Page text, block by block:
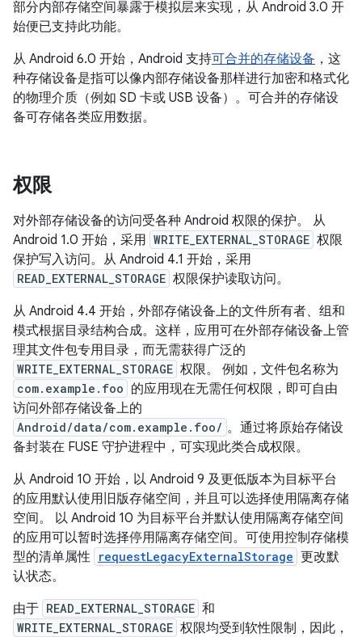
部分内部存储空间暴露于模拟层来实现，从 Android 3.0 开
始便已支持此功能。
从 Android 6.0 开始，Android 支持可合并的存储设备 ，这
种存储设备是指可以像内部存储设备那样进行加密和格式化
的物理介质（例如 SD 卡或 USB 设备）。 可合并的存储设
备可存储各类应用数据。
权限
对外部存储设备的访问受各种 Android 权限的保护。 从
Android 1.0 开始，采用 WRITE_EXTERNAL_STORAGE 权限
保护写入访问。从 Android 4.1 开始，采用
READ_EXTERNAL_STORAGE 权限保护读取访问。
从 Android 4.4 开始，外部存储设备上的文件所有者、组和
模式根据目录结构合成。这样，应用可在外部存储设备上管
理其文件包专用目录，而无需获得广泛的
WRITE_EXTERNAL_STORAGE 权限。 例如，文件包名称为
com.example.foo 的应用现在无需任何权限，即可自由
访问外部存储设备上的
Android/data/com.example.foo/ 。通过将原始存储设
备封装在 FUSE 守护进程中，可实现此类合成权限。
从 Android 10 开始，以 Android 9 及更低版本为目标平台
的应用默认使用旧版存储空间，并且可以选择使用隔离存储
空间。
以 Android 10 为目标平台并默认使用隔离存储空间
的应用可以暂时选择停用隔离存储空间。 可使用控制存储模
型的清单属性 requestLegacyExternalStorage 更改默
认状态。
由于 READ_EXTERNAL_STORAGE 和
WRITE_EXTERNAL_STORAGE 权限均受到软性限制，因此，